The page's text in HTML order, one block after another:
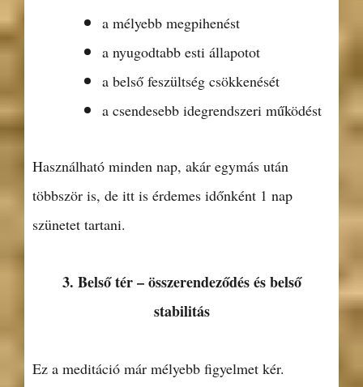
a mélyebb megpihenést
a nyugodtabb esti állapotot
a belső feszültség csökkenését
a csendesebb idegrendszeri működést
Használható minden nap, akár egymás után
többször is, de itt is érdemes időnként 1 nap
szünetet tartani.
3. Belső tér – összerendeződés és belső
stabilitás
Ez a meditáció már mélyebb figyelmet kér.